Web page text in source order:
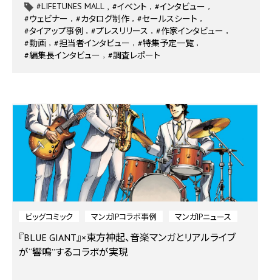
ビッグコミック マンガIPコラボ事例 マンガIPニュース
『BLUE GIANT』×東方神起、音楽マンガとリアルライブ
が“響鳴”するコラボが実現
#LIFETUNES MALL #イベント
#インタビュー
#ウェビナー
#カタログ制作
#セールスシート
#タイアップ事例
#プレスリリース
#作家インタビュー
#動画
#担当者インタビュー
#特集予定一覧
#編集長インタビュー
#調査レポート